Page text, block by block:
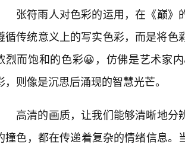
张符雨人对色彩的运用，在《巅
循传统意义上的写实色彩，而是将
烈而饱和的色彩😀，仿佛是艺术家
，则像是沉思后涌现的智慧光芒。
高清的画质，让我们能够清晰地
撞色，都在传递着复杂的情绪信息